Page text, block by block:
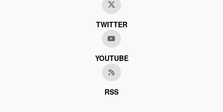
TWITTER
YOUTUBE
RSS